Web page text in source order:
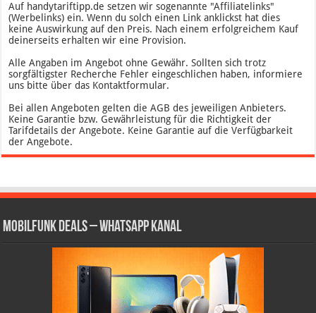
Auf handytariftipp.de setzen wir sogenannte "Affiliatelinks"
(Werbelinks) ein. Wenn du solch einen Link anklickst hat dies
keine Auswirkung auf den Preis. Nach einem erfolgreichem Kauf
deinerseits erhalten wir eine Provision.
Alle Angaben im Angebot ohne Gewähr. Sollten sich trotz
sorgfältigster Recherche Fehler eingeschlichen haben, informiere
uns bitte über das Kontaktformular.
Bei allen Angeboten gelten die AGB des jeweiligen Anbieters.
Keine Garantie bzw. Gewährleistung für die Richtigkeit der
Tarifdetails der Angebote. Keine Garantie auf die Verfügbarkeit
der Angebote.
Mobilfunk Deals – WhatsApp Kanal